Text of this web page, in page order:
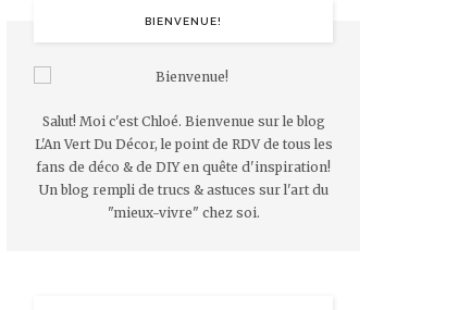
BIENVENUE!
Salut! Moi c'est Chloé. Bienvenue sur le blog
L'An Vert Du Décor, le point de RDV de tous les
fans de déco & de DIY en quête d'inspiration!
Un blog rempli de trucs & astuces sur l'art du
"mieux-vivre" chez soi.